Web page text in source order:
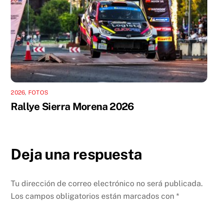
2026, FOTOS
Rallye Sierra Morena 2026
Deja una respuesta
Tu dirección de correo electrónico no será publicada.
Los campos obligatorios están marcados con*